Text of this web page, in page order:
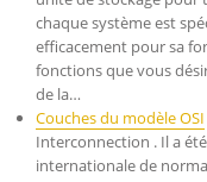
chaque système est
efficacement pour sa
fonctions que vous
de la…
Couches du modèle OSI
Interconnection . Il a
internationale de